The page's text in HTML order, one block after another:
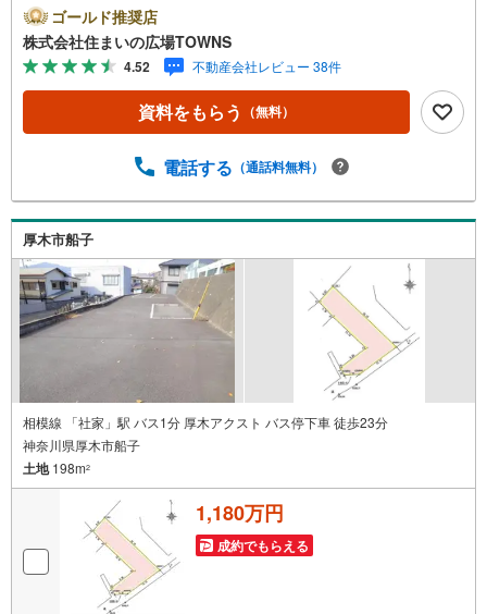
域。こちらの住宅用地は周囲も環境も整っており、住まい
の環境として一押しです。周辺環境も良好なエリアにある
売地です。駅まで徒歩14分の場所に立地しています。【年
中無休/9:00～21:00】人気物件は特にお問い合わせが集中
するため、お早めにお電話下さい。「室内・現地を見学す
る」ボタンよりご予約頂くとご見学がスムーズです。■その
ライフプランのシミュレーション■住まいの広場TOWNSか
った物件をご紹介させて頂きます！ /他社様掲載物件も併せ
てご紹介可能ですのでお気軽にお問い合わせ下さい♪駐車
ゴールド推奨店
株式会社住まいの広場TOWNS
4.52 不動産会社レビュー 38件
資料をもらう （無料）
電話する （通話料無料）
厚木市船子
相模線 「社家」駅 バス1分 厚木アクスト バス停下車 徒歩23分
神奈川県厚木市船子
土地198m2
1,180万円
成約でもらえる